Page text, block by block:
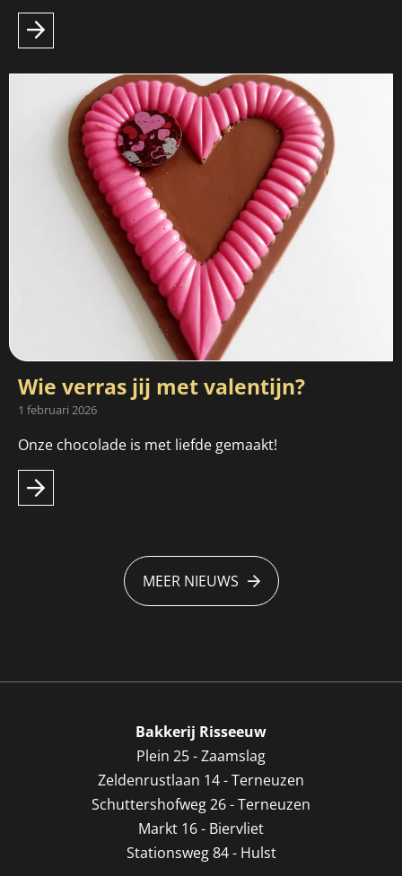
Wie verras jij met valentijn?
1 februari 2026
Onze chocolade is met liefde gemaakt!
MEER NIEUWS
Bakkerij Risseeuw
Plein 25 - Zaamslag
Zeldenrustlaan 14 - Terneuzen
Schuttershofweg 26 - Terneuzen
Markt 16 - Biervliet
Stationsweg 84 - Hulst